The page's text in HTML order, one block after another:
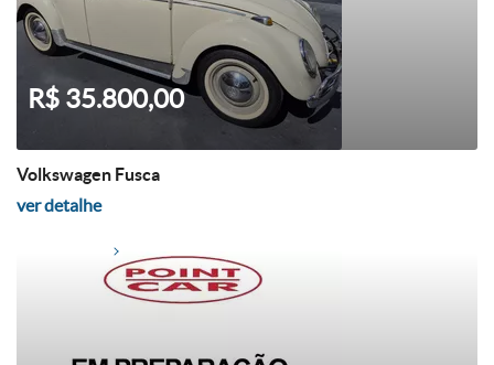
R$ 35.800,00
Volkswagen Fusca
ver detalhe